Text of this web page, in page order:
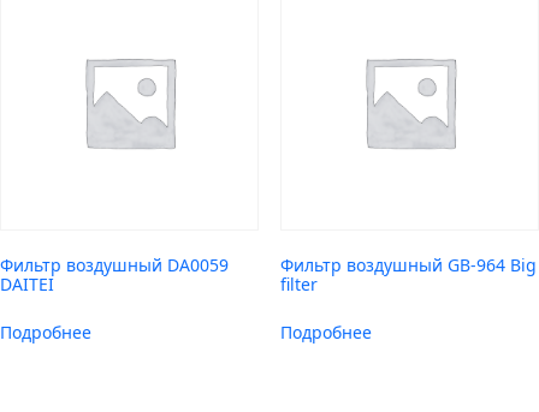
Фильтр воздушный DA0059
DAITEI
Подробнее
Фильтр воздушный GB-964 Big
filter
Подробнее